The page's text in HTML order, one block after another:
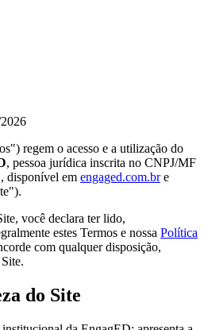
regem o acesso e a utilização do
, pessoa jurídica inscrita no CNPJ/MF
disponível em engaged.com.bre
você declara ter lido,
estes Termos e nossa Política
com qualquer disposição,
do Site